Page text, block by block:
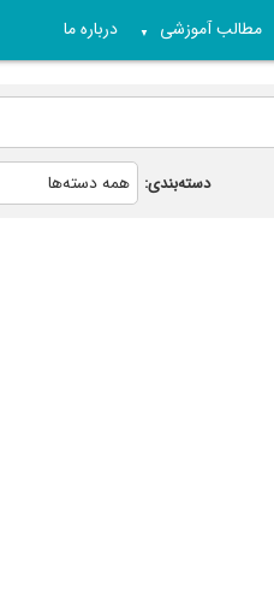
مطالب آموزشی ▼ درباره ما
دسته‌بندی: